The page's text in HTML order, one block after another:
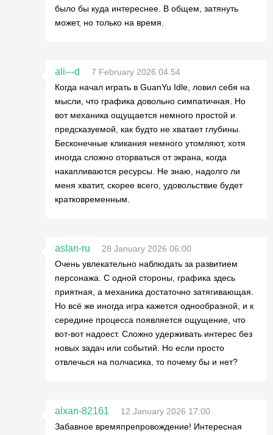
было бы куда интереснее. В общем, затянуть
может, но только на время.
ali---d
7 February 2026 04:54
Когда начал играть в GuanYu Idle, ловил себя на
мысли, что графика довольно симпатичная. Но
вот механика ощущается немного простой и
предсказуемой, как будто не хватает глубины.
Бесконечные кликания немного утомляют, хотя
иногда сложно оторваться от экрана, когда
накапливаются ресурсы. Не знаю, надолго ли
меня хватит, скорее всего, удовольствие будет
кратковременным.
aslan-ru
28 January 2026 06:00
Очень увлекательно наблюдать за развитием
персонажа. С одной стороны, графика здесь
приятная, а механика достаточно затягивающая.
Но всё же иногда игра кажется однообразной, и к
середине процесса появляется ощущение, что
вот-вот надоест. Сложно удерживать интерес без
новых задач или событий. Но если просто
отвлечься на полчасика, то почему бы и нет?
alxan-82161
12 January 2026 17:00
Забавное времяпрепровождение! Интересная